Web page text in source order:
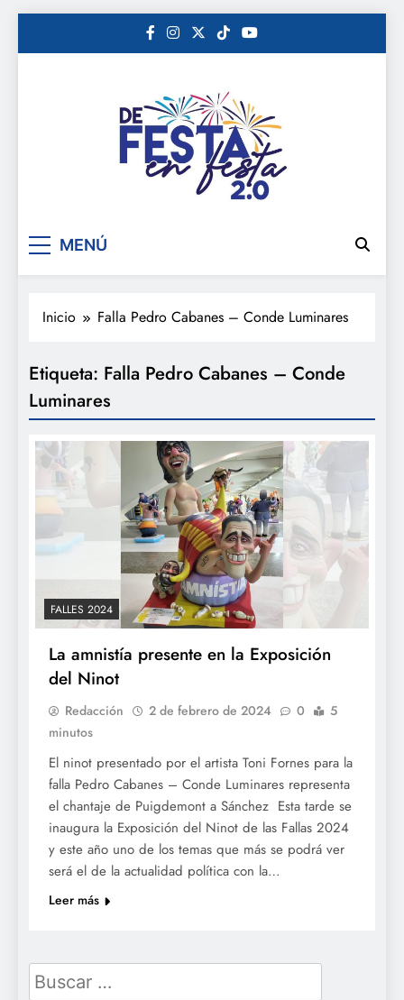
De festa en festa 2.0
MENÚ
Inicio Falla Pedro Cabanes – Conde Luminares
Etiqueta: Falla Pedro Cabanes – Conde
Luminares
FALLES 2024
La amnistía presente en la Exposición
del Ninot
Redacción 2 de febrero de 2024 0
5
minutos
El ninot presentado por el artista Toni Fornes para la
falla Pedro Cabanes – Conde Luminares representa
el chantaje de Puigdemont a Sánchez Esta tarde se
inaugura la Exposición del Ninot de las Fallas 2024
y este año uno de los temas que más se podrá ver
será el de la actualidad política con la…
Leer más
Buscar: